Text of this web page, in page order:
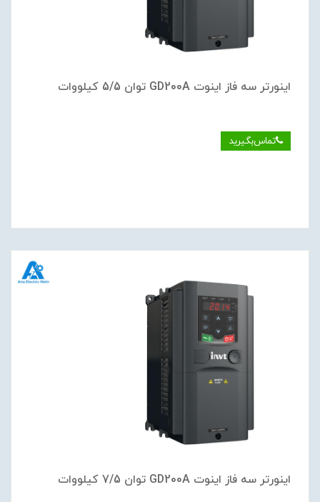
اینورتر سه فاز اینوت GD200A توان 5/5 کیلووات
تماس‌بگیرید
اینورتر سه فاز اینوت GD200A توان 7/5 کیلووات